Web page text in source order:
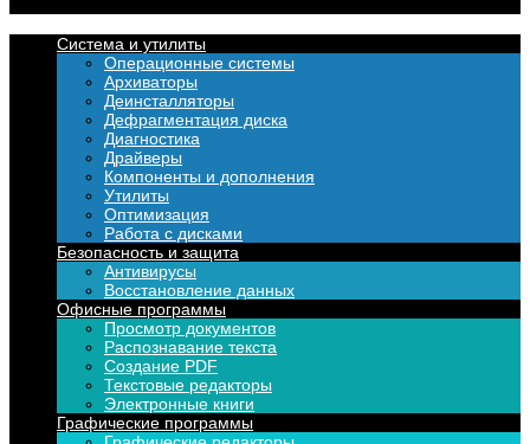
Система и утилиты
Операционные системы
Архиваторы
Деинсталляторы
Дефрагментация диска
Диагностика
Драйверы
Компоненты и дополнения
Утилиты
Оптимизация
Работа с дисками
Безопасность и защита
Антивирусы
Восстановление данных
Офисные программы
Просмотр документов
Распознавание текста
Создание PDF
Текстовые редакторы
Электронные книги
Графические программы